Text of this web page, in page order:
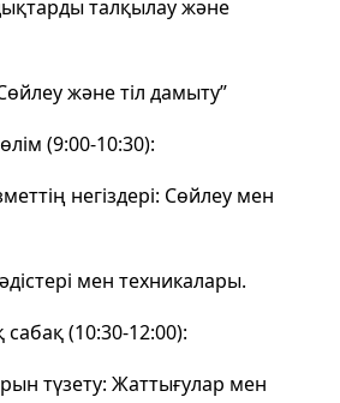
талқылау және
және тіл дамыту”
(9:00-10:30):
негіздері: Сөйлеу мен
мен техникалары.
(10:30-12:00):
түзету: Жаттығулар мен